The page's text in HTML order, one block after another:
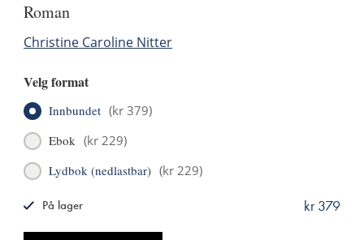
roman
Christine Caroline Nitter
Velg format
Innbundet (kr 379)
Ebok (kr 229)
Lydbok (nedlastbar) (kr 229)
kr 379
På lager